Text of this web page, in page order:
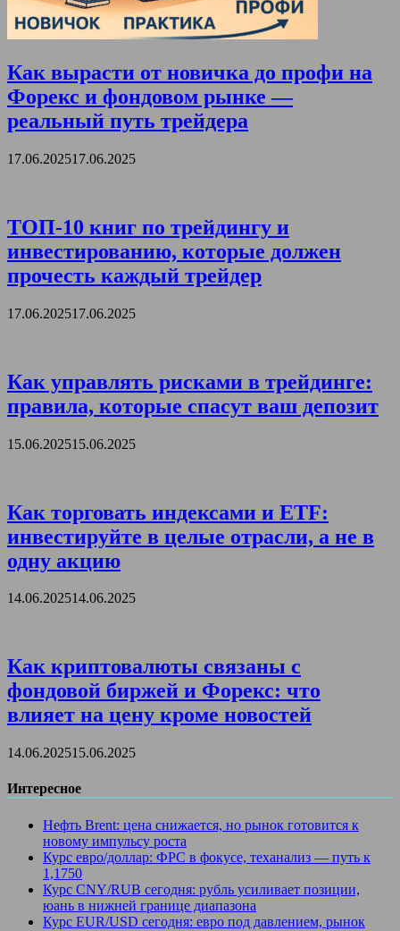
Как вырасти от новичка до профи на
Форекс и фондовом рынке —
реальный путь трейдера
17.06.202517.06.2025
ТОП-10 книг по трейдингу и
инвестированию, которые должен
прочесть каждый трейдер
17.06.202517.06.2025
Как управлять рисками в трейдинге:
правила, которые спасут ваш депозит
15.06.202515.06.2025
Как торговать индексами и ETF:
инвестируйте в целые отрасли, а не в
одну акцию
14.06.202514.06.2025
Как криптовалюты связаны с
фондовой биржей и Форекс: что
влияет на цену кроме новостей
14.06.202515.06.2025
Интересное
Нефть Brent: цена снижается, но рынок готовится к
новому импульсу роста
Курс евро/доллар: ФРС в фокусе, теханализ — путь к
1,1750
Курс CNY/RUB сегодня: рубль усиливает позиции,
юань в нижней границе диапазона
Курс EUR/USD сегодня: евро под давлением, рынок